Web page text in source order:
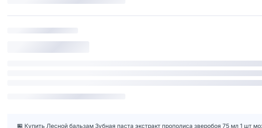
🏪 Купить Лесной бальзам Зубная паста экстракт прополиса зверобоя 75 мл 1 шт